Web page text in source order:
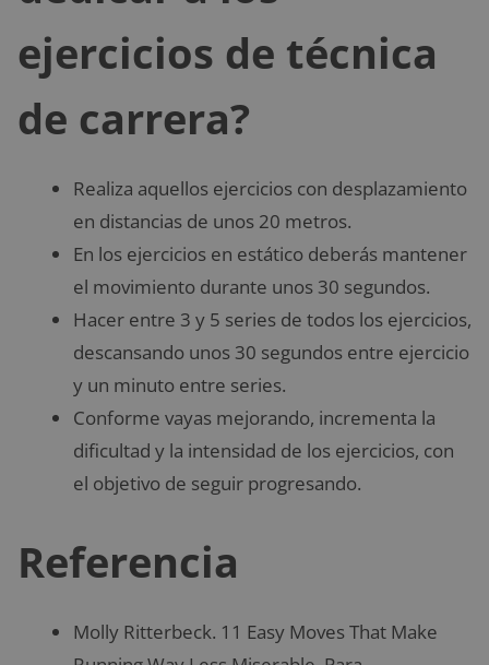
ejercicios de técnica
de carrera?
Realiza aquellos ejercicios con desplazamiento
en distancias de unos 20 metros.
En los ejercicios en estático deberás mantener
el movimiento durante unos 30 segundos.
Hacer entre 3 y 5 series de todos los ejercicios,
descansando unos 30 segundos entre ejercicio
y un minuto entre series.
Conforme vayas mejorando, incrementa la
dificultad y la intensidad de los ejercicios, con
el objetivo de seguir progresando.
Referencia
Molly Ritterbeck. 11 Easy Moves That Make